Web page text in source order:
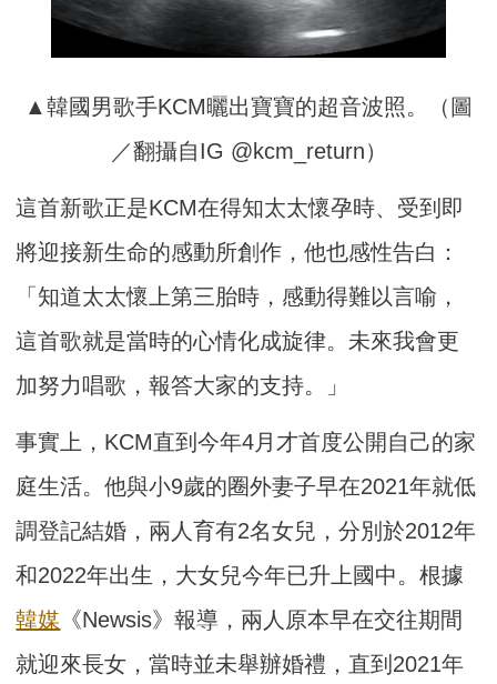
▲韓國男歌手KCM曬出寶寶的超音波照。（圖
／翻攝自IG @kcm_return）
這首新歌正是KCM在得知太太懷孕時、受到即
將迎接新生命的感動所創作，他也感性告白：
「知道太太懷上第三胎時，感動得難以言喻，
這首歌就是當時的心情化成旋律。未來我會更
加努力唱歌，報答大家的支持。」
事實上，KCM直到今年4月才首度公開自己的家
庭生活。他與小9歲的圈外妻子早在2021年就低
調登記結婚，兩人育有2名女兒，分別於2012年
和2022年出生，大女兒今年已升上國中。根據
韓媒 《Newsis》報導，兩人原本早在交往期間
就迎來長女，當時並未舉辦婚禮，直到2021年